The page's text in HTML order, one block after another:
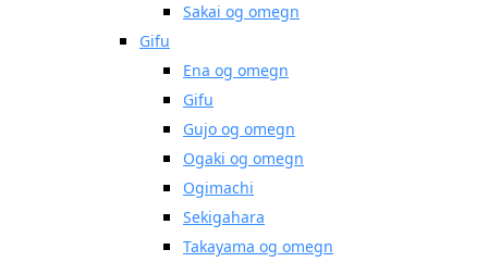
Sakai og omegn
Gifu
Ena og omegn
Gifu
Gujo og omegn
Ogaki og omegn
Ogimachi
Sekigahara
Takayama og omegn